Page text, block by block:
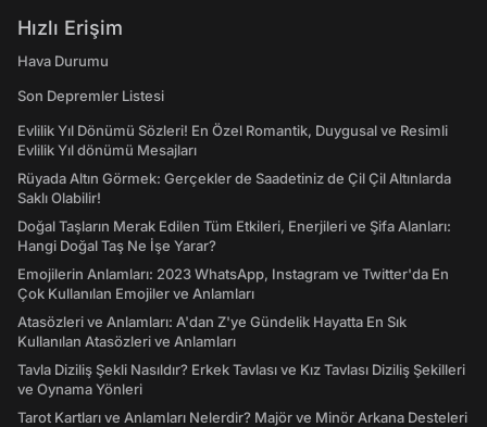
Hızlı Erişim
Hava Durumu
Son Depremler Listesi
Evlilik Yıl Dönümü Sözleri! En Özel Romantik, Duygusal ve Resimli
Evlilik Yıl dönümü Mesajları
Rüyada Altın Görmek: Gerçekler de Saadetiniz de Çil Çil Altınlarda
Saklı Olabilir!
Doğal Taşların Merak Edilen Tüm Etkileri, Enerjileri ve Şifa Alanları:
Hangi Doğal Taş Ne İşe Yarar?
Emojilerin Anlamları: 2023 WhatsApp, Instagram ve Twitter'da En
Çok Kullanılan Emojiler ve Anlamları
Atasözleri ve Anlamları: A'dan Z'ye Gündelik Hayatta En Sık
Kullanılan Atasözleri ve Anlamları
Tavla Diziliş Şekli Nasıldır? Erkek Tavlası ve Kız Tavlası Diziliş Şekilleri
ve Oynama Yönleri
Tarot Kartları ve Anlamları Nelerdir? Majör ve Minör Arkana Desteleri